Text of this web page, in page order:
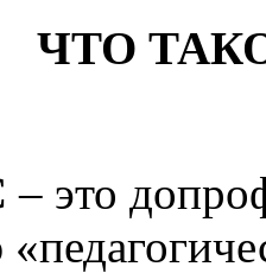
ЧТО
– это